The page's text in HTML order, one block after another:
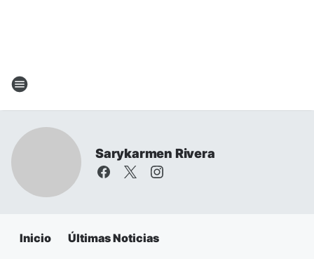
Sarykarmen Rivera
Inicio Últimas Noticias